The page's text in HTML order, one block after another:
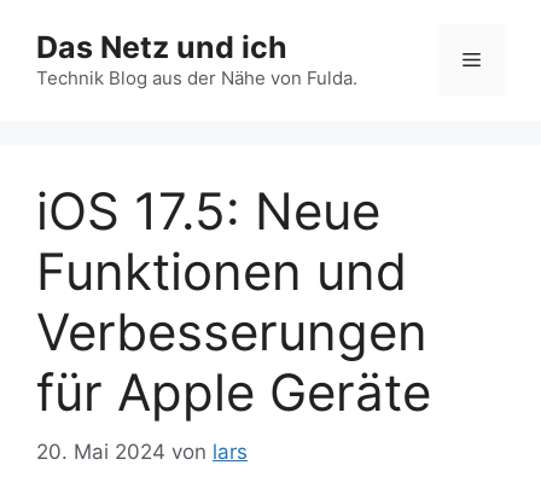
Inhalt
springen
Das Netz und ich
Technik Blog aus der Nähe von Fulda.
Menü
iOS 17.5: Neue
Funktionen und
Verbesserungen
für Apple Geräte
20. Mai 2024 von lars